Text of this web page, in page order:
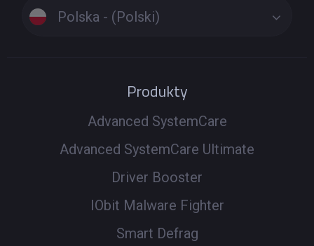
Polska - (Polski)
Produkty
Advanced SystemCare
Advanced SystemCare Ultimate
Driver Booster
IObit Malware Fighter
Smart Defrag